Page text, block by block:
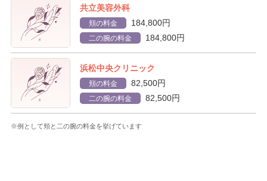
共立美容外科
頬の料金 184,800円
二の腕の料金 184,800円
浜松中央クリニック
頬の料金 82,500円
二の腕の料金 82,500円
※例として頬と二の腕の料金を挙げています